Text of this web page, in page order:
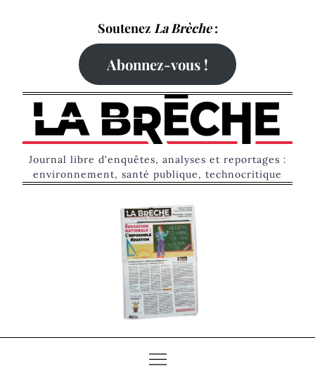
Soutenez La Brèche:
Abonnez-vous !
Journal libre d'enquêtes, analyses et reportages :
environnement, santé publique, technocritique